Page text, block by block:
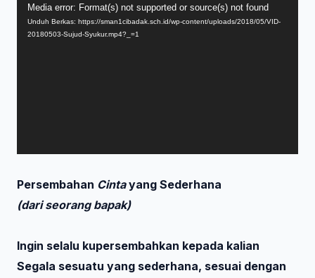
Pemutar
Video
Media error: Format(s) not supported or source(s) not found
Unduh Berkas: https://sman1cibadak.sch.id/wp-content/uploads/2018/05/VID-
20180503-Sujud-Syukur.mp4?_=1
Persembahan Cintayang Sederhana
(dari seorang bapak)
Ingin selalu kupersembahkan kepada kalian
Segala sesuatu yang sederhana, sesuai dengan